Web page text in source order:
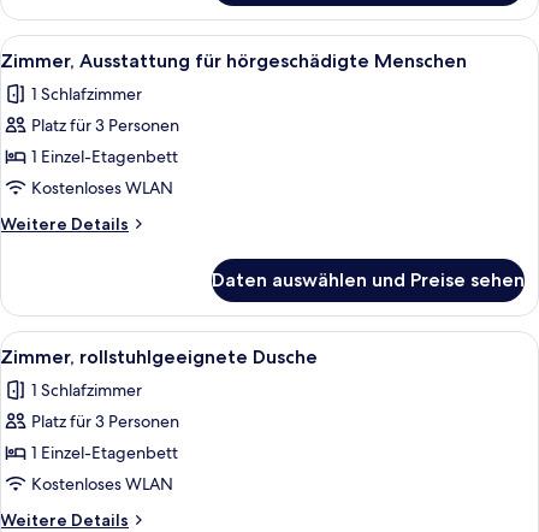
Room
with
Bunk
Alle
Fotos
für
Zimmer,
Ausstattung
für
hörgeschädigte
Menschen
Ein kleines Schlafzimmer mit
7
Zimmer, Ausstattung für hörgeschädigte Menschen
1 Schlafzimmer
Platz für 3 Personen
1 Einzel-Etagenbett
Kostenloses WLAN
Weitere Details
Weitere
Ausstattung
für
hörgeschädigte
Daten auswählen und Preise sehen
Alle
Fotos
für
Zimmer,
rollstuhlgeeignete
Dusche
anzeigen
Ein kleines Schlafzimmer mit
7
Zimmer, rollstuhlgeeignete Dusche
1 Schlafzimmer
Platz für 3 Personen
1 Einzel-Etagenbett
Kostenloses WLAN
Weitere Details
Weitere